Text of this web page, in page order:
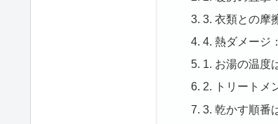
3. 衣類との摩
4. 熱ダメージ
1. お湯の温度
2. トリートメ
3. 乾かす順番